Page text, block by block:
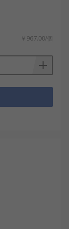
￥967.00/個